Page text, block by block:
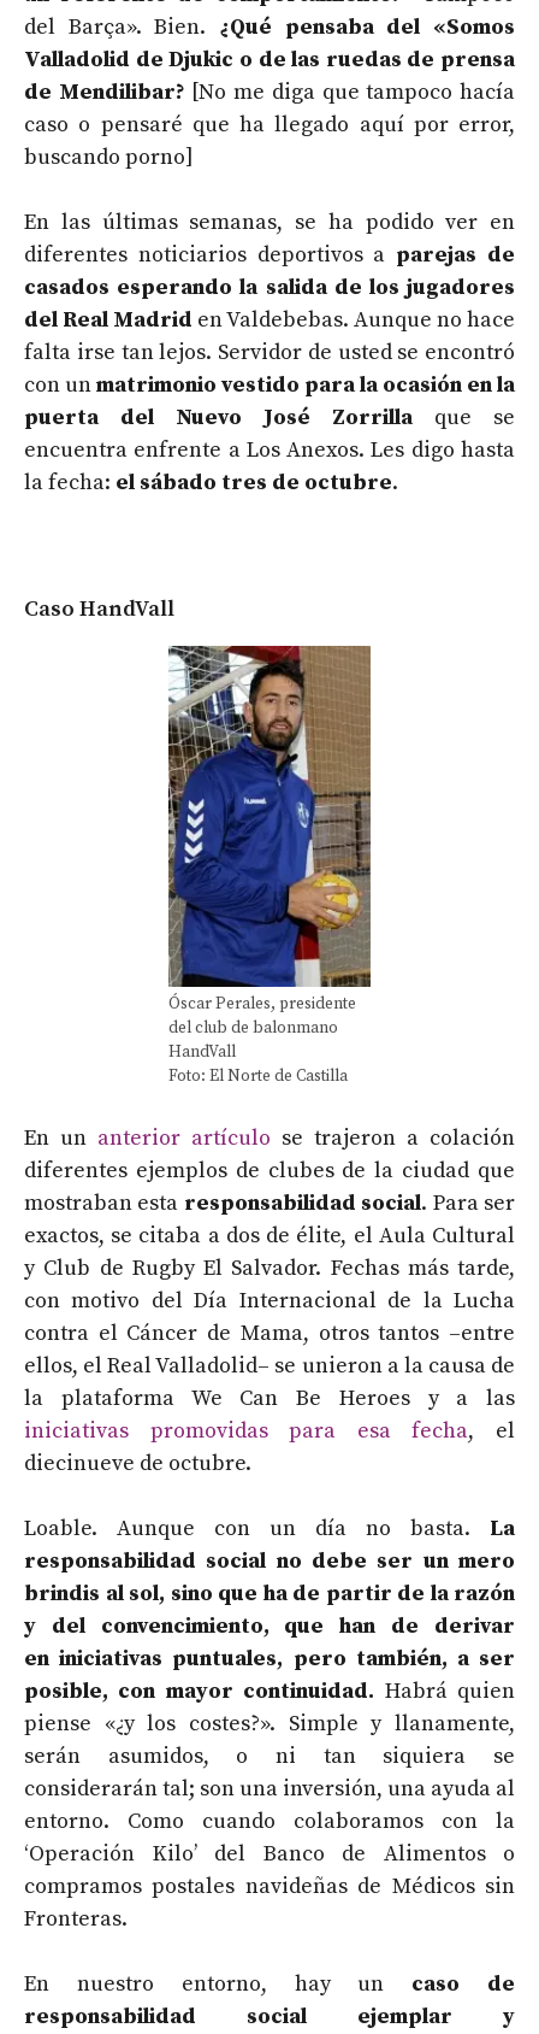
del Barça». Bien. ¿Qué pensaba del «Somos
Valladolid de Djukic o de las ruedas de prensa
de Mendilibar? [No me diga que tampoco hacía
caso o pensaré que ha llegado aquí por error,
buscando porno]
En las últimas semanas, se ha podido ver en
diferentes noticiarios deportivos a parejas de
casados esperando la salida de los jugadores
del Real Madrid en Valdebebas. Aunque no hace
falta irse tan lejos. Servidor de usted se encontró
con unmatrimonio vestido para la ocasión en la
puerta del Nuevo José Zorrilla que se
encuentra enfrente a Los Anexos. Les digo hasta
la fecha: el sábado tres de octubre.
Caso HandVall
Óscar Perales, presidente
del club de balonmano
HandVall
Foto: El Norte de Castilla
En un anterior artículo se trajeron a colación
diferentes ejemplos de clubes de la ciudad que
mostraban esta responsabilidad social. Para ser
exactos, se citaba a dos de élite, el Aula Cultural
y Club de Rugby El Salvador. Fechas más tarde,
con motivo del Día Internacional de la Lucha
contra el Cáncer de Mama, otros tantos –entre
ellos, el Real Valladolid– se unieron a la causa de
la plataforma We Can Be Heroes y a las
iniciativas promovidas para esa fecha, el
diecinueve de octubre.
Loable. Aunque con un día no basta. La
responsabilidad social no debe ser un mero
brindis al sol, sino que ha de partir de la razón
y del convencimiento, que han de derivar
en iniciativas puntuales, pero también, a ser
posible, con mayor continuidad. Habrá quien
piense «¿y los costes?». Simple y llanamente,
serán asumidos, o ni tan siquiera se
considerarán tal; son una inversión, una ayuda al
entorno. Como cuando colaboramos con la
‘Operación Kilo’ del Banco de Alimentos o
compramos postales navideñas de Médicos sin
Fronteras.
En nuestro entorno, hay un caso de
responsabilidad social ejemplar y